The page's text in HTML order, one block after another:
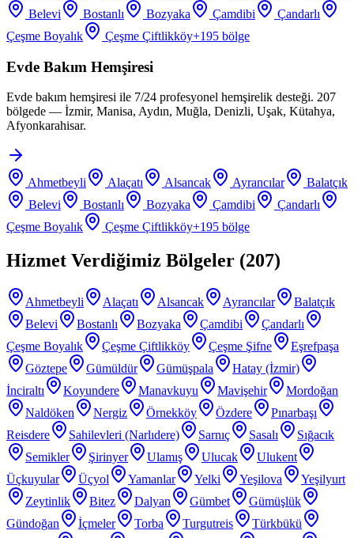
Belevi
Bostanlı Bozyaka Çamdibi
Çandarlı
Çeşme Boyalık
Çeşme Çiftlikköy+195 bölge
Evde Bakım Hemşiresi
Evde bakım hemşiresi ile 7/24 profesyonel hemşirelik desteği. 207
bölgede — İzmir, Manisa, Aydın, Muğla, Denizli, Uşak, Kütahya,
Afyonkarahisar.
Ahmetbeyli Alaçatı Alsancak Ayrancılar
Balatçık
Belevi
Bostanlı Bozyaka Çamdibi
Çandarlı
Çeşme Boyalık
Çeşme Çiftlikköy+195 bölge
Hizmet Verdiğimiz Bölgeler (207)
Ahmetbeyli Alaçatı Alsancak Ayrancılar
Balatçık
Belevi
Bostanlı Bozyaka Çamdibi
Çandarlı
Çeşme Boyalık
Çeşme Çiftlikköy Çeşme Şifne
Eşrefpaşa
Göztepe
Gümüldür Gümüşpala
Hatay (İzmir)
İnciraltı
Koyundere Manavkuyu Mavişehir
Mordoğan
Naldöken
Nergiz Örnekköy Özdere
Pınarbaşı
Reisdere
Sahilevleri (Narlıdere) Sarnıç Sasalı
Sığacık
Semikler
Şirinyer Ulamış Ulucak
Ulukent
Üçkuyular
Üçyol Yamanlar Yelki Yeşilova
Yeşilyurt
Zeytinlik
Bitez Dalyan Gümbet
Gümüşlük
Gündoğan
İçmeler Torba Turgutreis
Türkbükü